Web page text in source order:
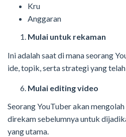
Kru
Anggaran
Mulai untuk rekaman
Ini adalah saat di mana seorang
ide, topik, serta strategi yang
Mulai editing video
Seorang YouTuber akan
direkam sebelumnya untuk
yang utama.